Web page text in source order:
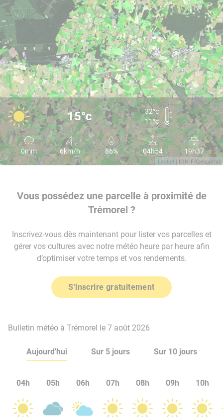
Leaflet | IGN-F/Geoportail
15°c
32°c
11°c
0mm 6km/h 86% 04h54 19h37
Vous possédez une parcelle à proximité de
Trémorel ?
Inscrivez-vous dès maintenant pour lister vos parcelles et
gérer vos cultures avec notre météo heure par heure afin
d’optimiser votre temps et vos rendements.
S'inscrire gratuitement
Bulletin météo à Trémorel le 7 août 2026
Aujourd'hui Sur 5 jours Sur 10 jours
04h 05h 06h 07h 08h 09h 10h